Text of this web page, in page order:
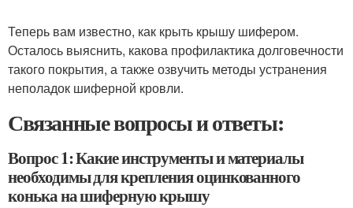
Теперь вам известно, как крыть крышу шифером.
Осталось выяснить, какова профилактика долговечности
такого покрытия, а также озвучить методы устранения
неполадок шиферной кровли.
Связанные вопросы и ответы:
Вопрос 1: Какие инструменты и материалы
необходимы для крепления оцинкованного
конька на шиферную крышу